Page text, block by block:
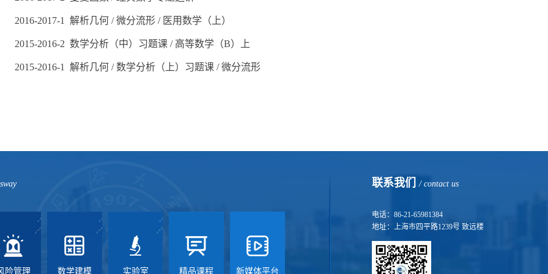
2016-2017-1 解析几何 / 微分流形 / 医用数学（上）
2015-2016-2 数学分析（中）习题课 / 高等数学（B）上
2015-2016-1 解析几何 / 数学分析（上）习题课 / 微分流形
险管理 数学建模 实验室 精品课程 新媒体平台
联系我们/ contact us
电话：86-21-65981384
地址：上海市四平路1239号 致远楼